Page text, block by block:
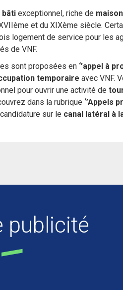
bâti exceptionnel, riche de
et du XIXème siècle.
logement de service pour les
de VNF.
sont proposées en ‘’appel à
temporaire avec VNF.
pour ouvrir une activité de
dans la rubrique ‘’Appels
sur le canal latéral à
publicité